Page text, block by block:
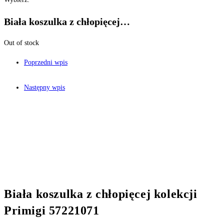
Biała koszulka z chłopięcej…
Out of stock
Poprzedni wpis
Następny wpis
Biała koszulka z chłopięcej kolekcji
Primigi 57221071